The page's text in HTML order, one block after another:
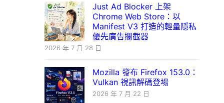
Just Ad Blocker 上架
Chrome Web Store：以
Manifest V3 打造的輕量隱私
優先廣告攔截器
2026 年 7 月 28 日
Mozilla 發布 Firefox 153.0：
Vulkan 視訊解碼登場
2026 年 7 月 22 日